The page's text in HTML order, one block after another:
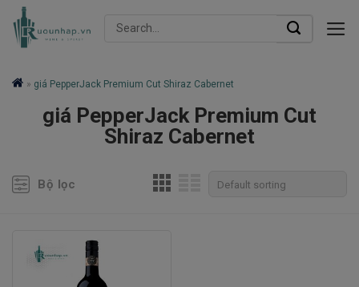
Skip
Search
» giá PepperJack Premium Cut Shiraz Cabernet
giá PepperJack Premium Cut
Shiraz Cabernet
Bộ lọc